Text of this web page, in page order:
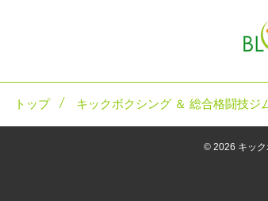
トップ キックボクシング ＆ 総合格闘技ジ
© 2026 キッ